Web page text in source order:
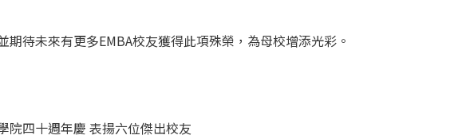
期待未來有更多EMBA校友獲得此項殊榮，為母校增添光彩。
院四十週年慶 表揚六位傑出校友